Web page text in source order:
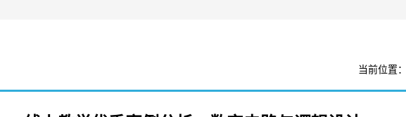
当前位置：